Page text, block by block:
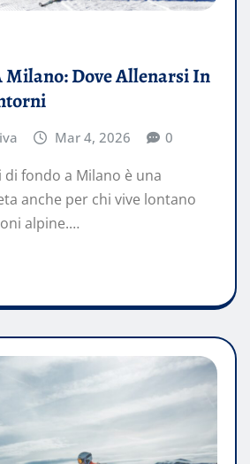
Milano: Dove Allenarsi In
Mar 4, 2026 0
di fondo a Milano è una
anche per chi vive lontano
alpine.…